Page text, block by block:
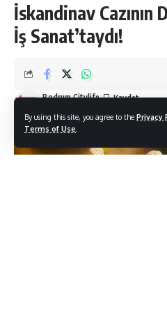
By using this site, you agree to the Privacy
Terms of Use
İskandinav Cazının
İş Sanat’taydı!
Bodrum Citylife